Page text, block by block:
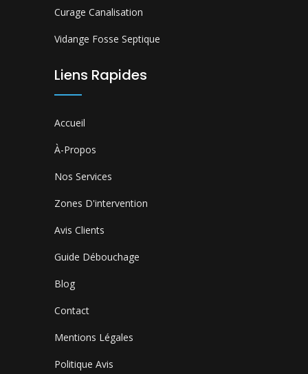
Curage Canalisation
Vidange Fosse Septique
Liens Rapides
Accueil
À-Propos
Nos Services
Zones D'intervention
Avis Clients
Guide Débouchage
Blog
Contact
Mentions Légales
Politique Avis